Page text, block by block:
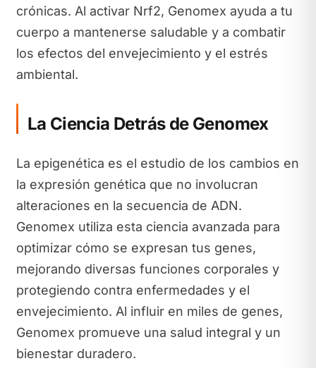
crónicas. Al activar Nrf2, Genomex ayuda a tu
cuerpo a mantenerse saludable y a combatir
los efectos del envejecimiento y el estrés
ambiental.
La Ciencia Detrás de Genomex
La epigenética es el estudio de los cambios en
la expresión genética que no involucran
alteraciones en la secuencia de ADN.
Genomex utiliza esta ciencia avanzada para
optimizar cómo se expresan tus genes,
mejorando diversas funciones corporales y
protegiendo contra enfermedades y el
envejecimiento. Al influir en miles de genes,
Genomex promueve una salud integral y un
bienestar duradero.